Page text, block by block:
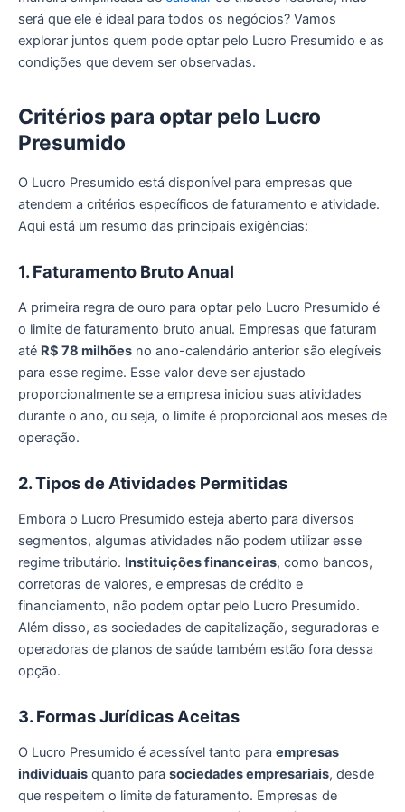
será que ele é ideal para todos os negócios? Vamos
explorar juntos quem pode optar pelo Lucro Presumido e as
condições que devem ser observadas.
Critérios para optar pelo Lucro
Presumido
O Lucro Presumido está disponível para empresas que
atendem a critérios específicos de faturamento e atividade.
Aqui está um resumo das principais exigências:
1. Faturamento Bruto Anual
A primeira regra de ouro para optar pelo Lucro Presumido é
o limite de faturamento bruto anual. Empresas que faturam
até R$ 78 milhões no ano-calendário anterior são elegíveis
para esse regime. Esse valor deve ser ajustado
proporcionalmente se a empresa iniciou suas atividades
durante o ano, ou seja, o limite é proporcional aos meses de
operação.
2. Tipos de Atividades Permitidas
Embora o Lucro Presumido esteja aberto para diversos
segmentos, algumas atividades não podem utilizar esse
regime tributário. Instituições financeiras, como bancos,
corretoras de valores, e empresas de crédito e
financiamento, não podem optar pelo Lucro Presumido.
Além disso, as sociedades de capitalização, seguradoras e
operadoras de planos de saúde também estão fora dessa
opção.
3. Formas Jurídicas Aceitas
O Lucro Presumido é acessível tanto para empresas
individuais quanto para sociedades empresariais, desde
que respeitem o limite de faturamento. Empresas de